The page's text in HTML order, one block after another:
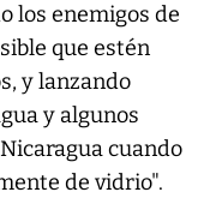
los enemigos de
que estén
y lanzando
y algunos
cuando
de vidrio".